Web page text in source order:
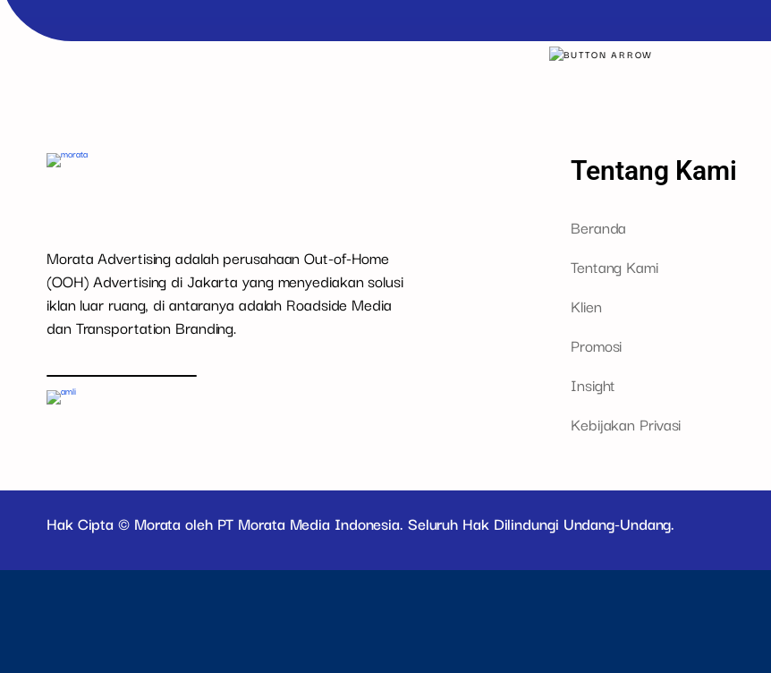
Tentang Kami
Beranda
Tentang Kami
Klien
Promosi
Insight
Kebijakan Privasi
Morata Advertising adalah perusahaan Out-of-Home
(OOH) Advertising di Jakarta yang menyediakan solusi
iklan luar ruang, di antaranya adalah Roadside Media
dan Transportation Branding.
Hak Cipta © Morata oleh PT Morata Media Indonesia. Seluruh Hak Dilindungi Undang-Undang.